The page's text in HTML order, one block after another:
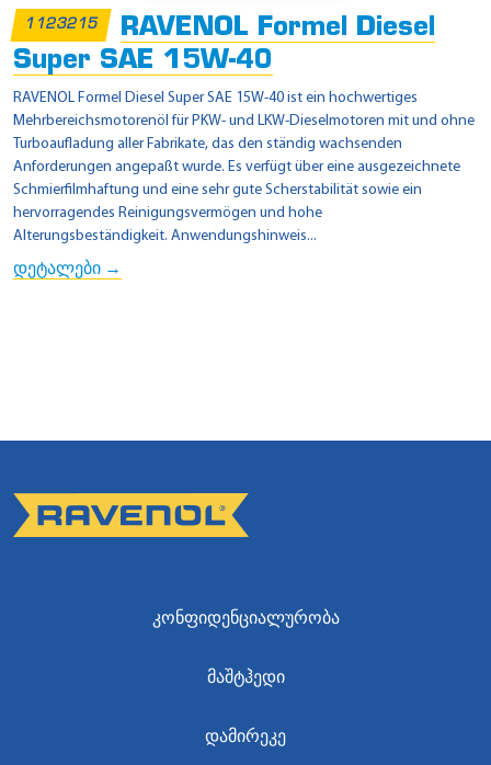
1123215
RAVENOL Formel Diesel
Super SAE 15W-40
RAVENOL Formel Diesel Super SAE 15W-40 ist ein hochwertiges
Mehrbereichsmotorenöl für PKW- und LKW-Dieselmotoren mit und ohne
Turboaufladung aller Fabrikate, das den ständig wachsenden
Anforderungen angepaßt wurde. Es verfügt über eine ausgezeichnete
Schmierfilmhaftung und eine sehr gute Scherstabilität sowie ein
hervorragendes Reinigungsvermögen und hohe
Alterungsbeständigkeit. Anwendungshinweis...
დეტალები →
ᲙᲝᲜᲤᲘᲓᲔᲜᲪᲘᲐᲚᲣᲠᲝᲑᲐ
ᲛᲐᲨᲢᲰᲔᲓᲘ
ᲓᲐᲛᲘᲠᲔᲙᲔ